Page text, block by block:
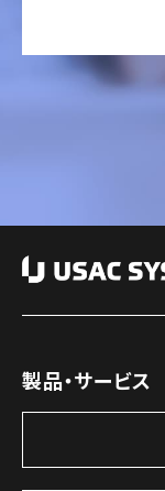
製品・サービス